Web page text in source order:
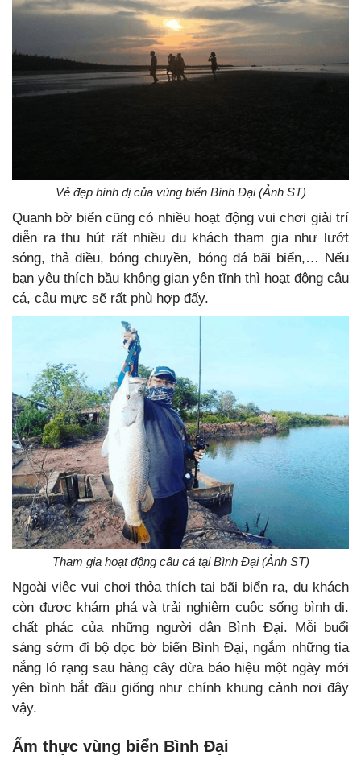
Vẻ đẹp bình dị của vùng biển Bình Đại (Ảnh ST)
Quanh bờ biển cũng có nhiều hoạt động vui chơi giải trí
diễn ra thu hút rất nhiều du khách tham gia như lướt
sóng, thả diều, bóng chuyền, bóng đá bãi biển,… Nếu
bạn yêu thích bầu không gian yên tĩnh thì hoạt động câu
cá, câu mực sẽ rất phù hợp đấy.
Tham gia hoạt động câu cá tại Bình Đại (Ảnh ST)
Ngoài việc vui chơi thỏa thích tại bãi biển ra, du khách
còn được khám phá và trải nghiệm cuộc sống bình dị.
chất phác của những người dân Bình Đại. Mỗi buổi
sáng sớm đi bộ dọc bờ biển Bình Đại, ngắm những tia
nắng ló rạng sau hàng cây dừa báo hiệu một ngày mới
yên bình bắt đầu giống như chính khung cảnh nơi đây
vậy.
Ẩm thực vùng biển Bình Đại